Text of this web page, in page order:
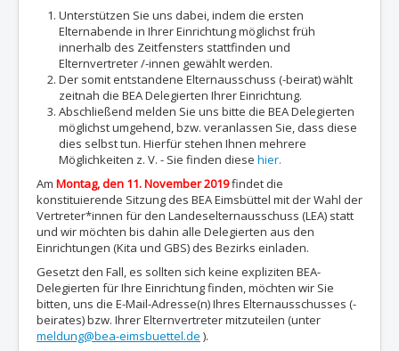
Unterstützen Sie uns dabei, indem die ersten
Elternabende in Ihrer Einrichtung möglichst früh
innerhalb des Zeitfensters stattfinden und
Elternvertreter /-innen gewählt werden.
Der somit entstandene Elternausschuss (-beirat) wählt
zeitnah die BEA Delegierten Ihrer Einrichtung.
Abschließend melden Sie uns bitte die BEA Delegierten
möglichst umgehend, bzw. veranlassen Sie, dass diese
dies selbst tun. Hierfür stehen Ihnen mehrere
Möglichkeiten z. V. - Sie finden diese hier.
Am Montag, den 11. November 2019findet die
konstituierende Sitzung des BEA Eimsbüttel mit der Wahl der
Vertreter*innen für den Landeselternausschuss (LEA) statt
und wir möchten bis dahin alle Delegierten aus den
Einrichtungen (Kita und GBS) des Bezirks einladen.
Gesetzt den Fall, es sollten sich keine expliziten BEA-
Delegierten für Ihre Einrichtung finden, möchten wir Sie
bitten, uns die E-Mail-Adresse(n) Ihres Elternausschusses (-
beirates) bzw. Ihrer Elternvertreter mitzuteilen (unter
meldung@bea-eimsbuettel.de ).